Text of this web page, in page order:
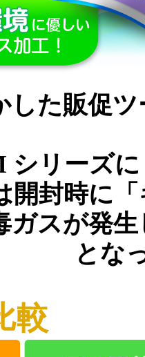
した販促
シリーズに
開封時に
ガスが発
とな
較